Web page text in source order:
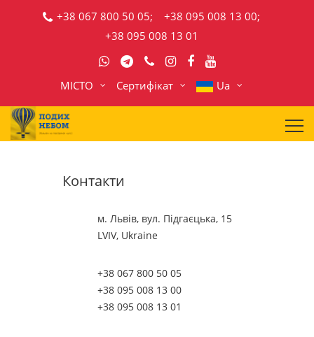
+38 067 800 50 05;
+38 095 008 13 00;
+38 095 008 13 01
МІСТО Сертифікат Ua
Контакти
м. Львів, вул. Підгаєцька, 15
LVIV, Ukraine
+38 067 800 50 05
+38 095 008 13 00
+38 095 008 13 01